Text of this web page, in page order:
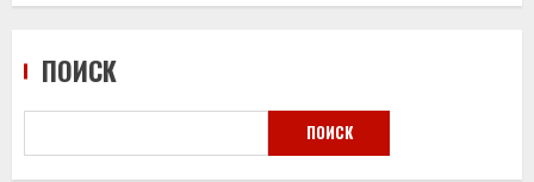
ПОИСК
ПОИСК